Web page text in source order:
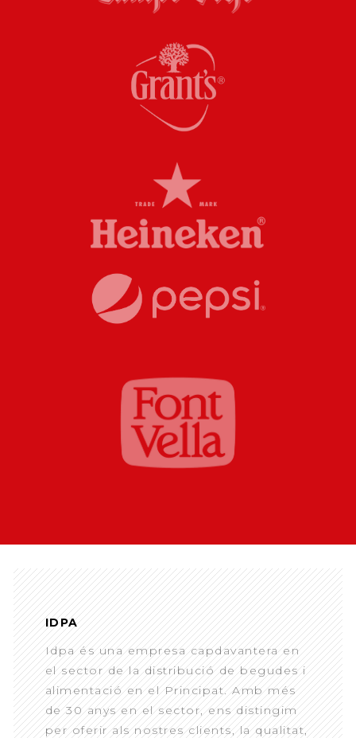
IDPA
Idpa és una empresa capdavantera en
el sector de la distribució de begudes i
alimentació en el Principat. Amb més
de 30 anys en el sector, ens distingim
per oferir als nostres clients, la qualitat,